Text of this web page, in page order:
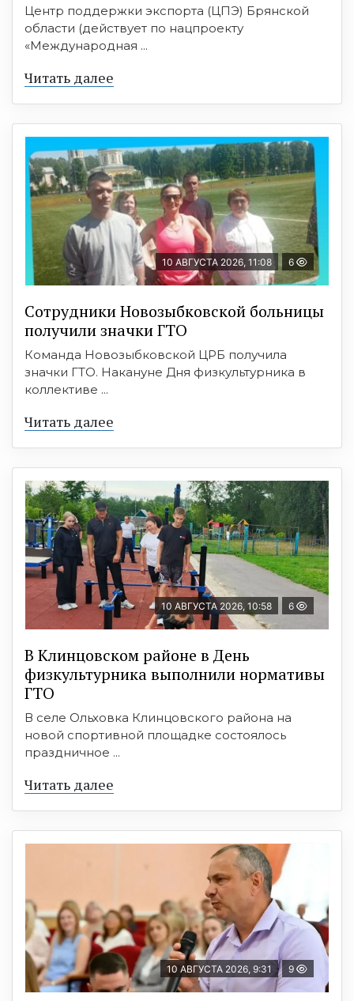
Центр поддержки экспорта (ЦПЭ) Брянской
области (действует по нацпроекту
«Международная ...
Читать далее
10 АВГУСТА 2026, 11:08 6
Сотрудники Новозыбковской больницы
получили значки ГТО
Команда Новозыбковской ЦРБ получила
значки ГТО. Накануне Дня физкультурника в
коллективе ...
Читать далее
10 АВГУСТА 2026, 10:58 6
В Клинцовском районе в День
физкультурника выполнили нормативы
ГТО
В селе Ольховка Клинцовского района на
новой спортивной площадке состоялось
праздничное ...
Читать далее
10 АВГУСТА 2026, 9:31 9